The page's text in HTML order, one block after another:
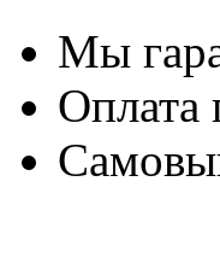
Мы
Оплата